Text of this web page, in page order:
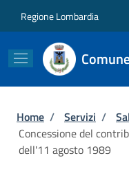
Regione Lombardia
Briciole di
Home / Servizi /
Concessione del
dell'11 agosto 1989